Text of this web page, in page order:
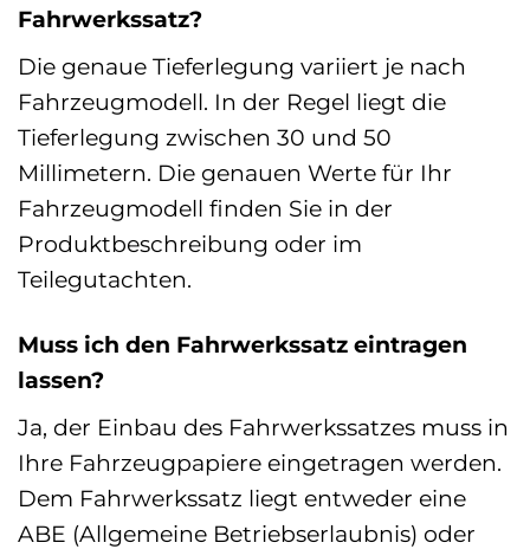
Fahrwerkssatz?
Die genaue Tieferlegung variiert je nach
Fahrzeugmodell. In der Regel liegt die
Tieferlegung zwischen 30 und 50
Millimetern. Die genauen Werte für Ihr
Fahrzeugmodell finden Sie in der
Produktbeschreibung oder im
Teilegutachten.
Muss ich den Fahrwerkssatz eintragen
lassen?
Ja, der Einbau des Fahrwerkssatzes muss in
Ihre Fahrzeugpapiere eingetragen werden.
Dem Fahrwerkssatz liegt entweder eine
ABE (Allgemeine Betriebserlaubnis) oder